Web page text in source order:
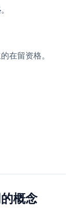
。
在留资格。
概念